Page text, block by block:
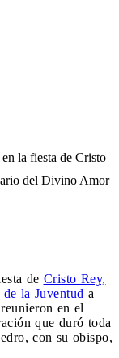
la fiesta de Cristo
del Divino Amor
de Cristo Rey,
la Juventud a
en el
que duró toda
con su obispo,